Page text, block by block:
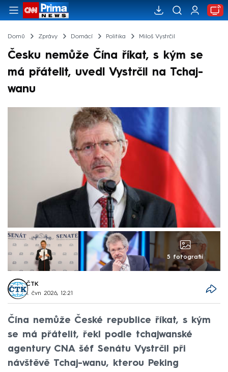
Domů Zprávy Domácí Politika Miloš Vystrčil
Česku nemůže Čína říkat, s kým se
má přátelit, uvedl Vystrčil na Tchaj-
wanu
5 fotografií
ČTK
1. čvn 2026, 12:21
Čína nemůže České republice říkat, s kým
se má přátelit, řekl podle tchajwanské
agentury CNA šéf Senátu Vystrčil při
návštěvě Tchaj-wanu, kterou Peking